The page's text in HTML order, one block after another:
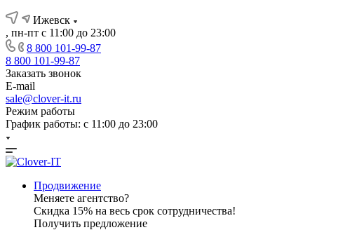
Ижевск
, пн-пт с 11:00 до 23:00
8 800 101-99-87
8 800 101-99-87
Заказать звонок
E-mail
sale@clover-it.ru
Режим работы
График работы: с 11:00 до 23:00
Продвижение
Меняете агентство?
Скидка 15% на весь срок сотрудничества!
Получить предложение